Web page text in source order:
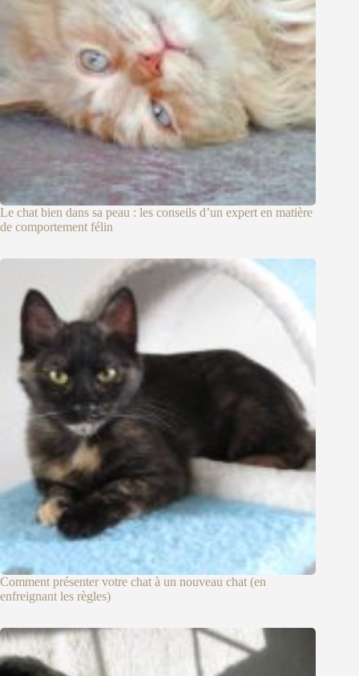
Le chat bien dans sa peau : les conseils d’un expert en matière
de comportement félin
Comment présenter votre chat à un nouveau chat (en
enfreignant les règles)